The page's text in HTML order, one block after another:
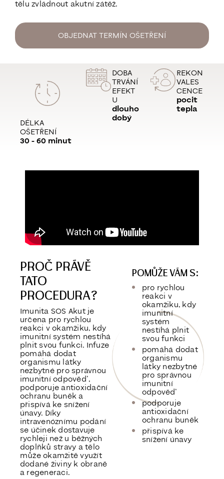
tělu zvládnout akutní zátěž.
OBJEDNAT TERMÍN OŠETŘENÍ
DÉLKA
OŠETŘENÍ
30 - 60 minut
DOBA
TRVÁNÍ
EFEKT
U
dlouho
dobý
REKON
VALES
CENCE
pocit
tepla
PROČ PRÁVĚ
TATO
PROCEDURA?
Imunita SOS Akut je
určena pro rychlou
reakci v okamžiku, kdy
imunitní systém nestíhá
plnit svou funkci. Infuze
pomáhá dodat
organismu látky
nezbytné pro správnou
imunitní odpověď,
podporuje antioxidační
ochranu buněk a
přispívá ke snížení
únavy. Díky
intravenóznímu podání
se účinek dostavuje
rychleji než u běžných
doplňků stravy a tělo
může okamžitě využít
dodané živiny k obraně
a regeneraci.
POMŮŽE VÁM S:
pro rychlou
reakci v
okamžiku, kdy
imunitní
systém
nestíhá plnit
svou funkci
pomáhá dodat
organismu
látky nezbytné
pro správnou
imunitní
odpověď
podporuje
antioxidační
ochranu buněk
přispívá ke
snížení únavy